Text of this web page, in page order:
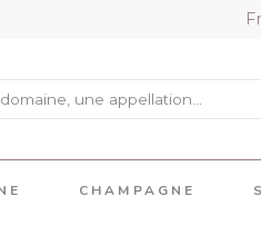
CHAMPAGNE